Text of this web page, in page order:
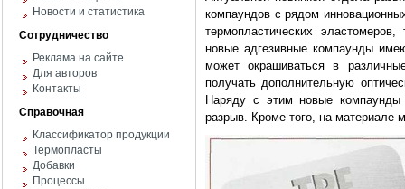
Новости и статистика
Сотрудничество
Реклама на сайте
Для авторов
Контакты
Справочная
Классификатор продукции
Термопласты
Добавки
Процессы
компаундов с рядом
термопластических
новые адгезивные компаунды
может окрашиваться в
получать дополнительную
Наряду с этим новые
разрыв. Кроме того, на материале